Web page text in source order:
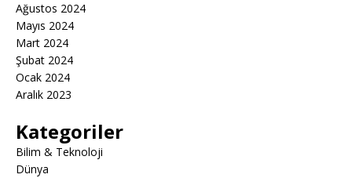
Ağustos 2024
Mayıs 2024
Mart 2024
Şubat 2024
Ocak 2024
Aralık 2023
Kategoriler
Bilim & Teknoloji
Dünya